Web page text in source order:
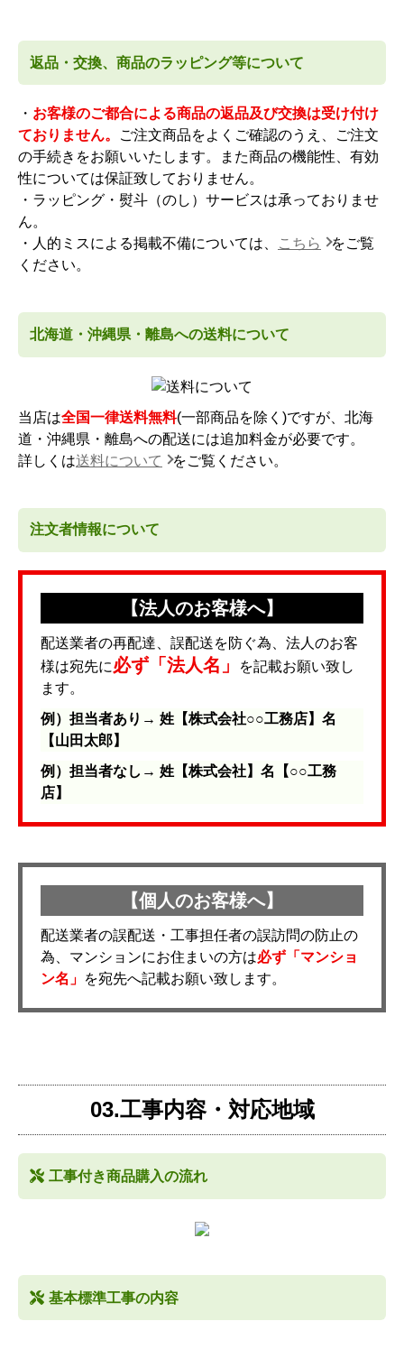
返品・交換、商品のラッピング等について
・ お客様のご都合による商品の返品及び交換は受け付け
ておりません。
ご注文商品をよくご確認のうえ、ご注文
の手続きをお願いいたします。また商品の機能性、有効
性については保証致しておりません。
・ラッピング・熨斗（のし）サービスは承っておりませ
ん。
・人的ミスによる掲載不備については、
こちら
をご覧
ください。
北海道・沖縄県・離島への送料について
当店は全国一律送料無料(一部商品を除く)ですが、北海
道・沖縄県・離島への配送には追加料金が必要です。
詳しくは送料について をご覧ください。
注文者情報について
【法人のお客様へ】
配送業者の再配達、誤配送を防ぐ為、法人のお客
様は宛先に必ず「法人名」
を記載お願い致し
ます。
例）担当者あり→ 姓【株式会社○○工務店】名
【山田太郎】
例）担当者なし→ 姓【株式会社】名【○○工務
店】
【個人のお客様へ】
配送業者の誤配送・工事担任者の誤訪問の防止の
為、マンションにお住まいの方は必ず「マンショ
ン名」 を宛先へ記載お願い致します。
03.工事内容・対応地域
工事付き商品購入の流れ
基本標準工事の内容